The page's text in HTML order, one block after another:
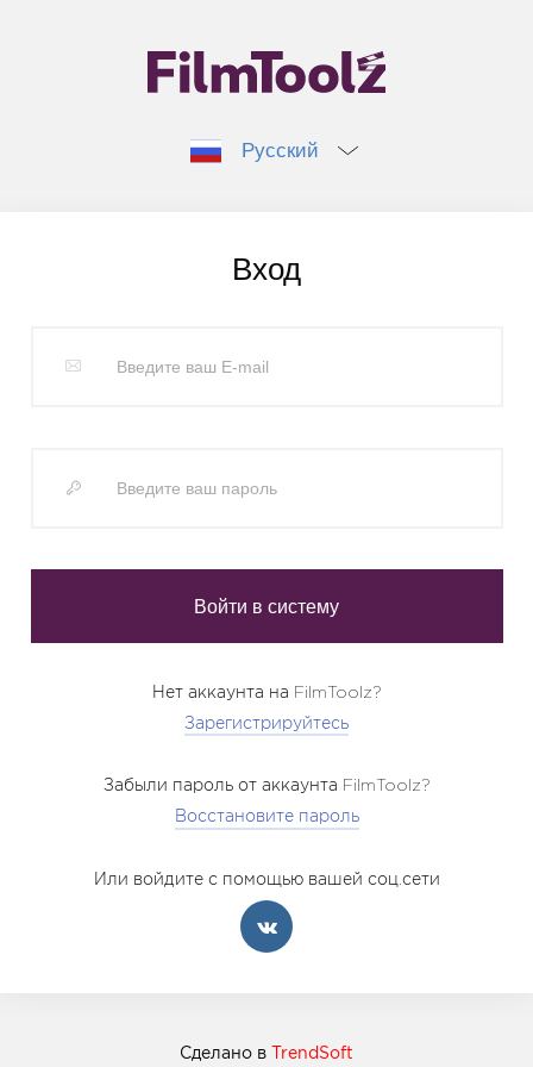
Русский
Вход
Нет аккаунта на FilmToolz?
Зарегистрируйтесь
Забыли пароль от аккаунта FilmToolz?
Восстановите пароль
Или войдите с помощью вашей соц.сети
Сделано в TrendSoft